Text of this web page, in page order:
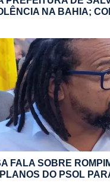
NA BAHIA;
FALA SOBRE
DO PSOL